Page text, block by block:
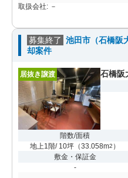
取扱会社: －
募集終了 池田市（石橋阪
却案件
居抜き譲渡 石橋阪
階数/面積
地上1階/ 10坪 （33.058m2 ）
敷金・保証金
-